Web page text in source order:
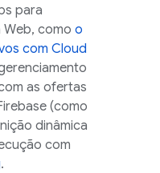
para
Web, como o
com Cloud
as ofertas
(como
dinâmica
com
.